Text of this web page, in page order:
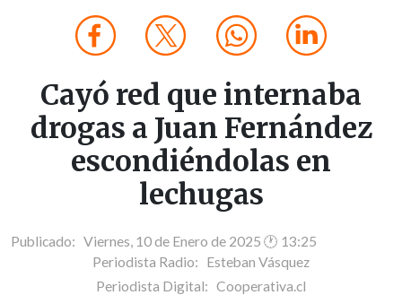
Cayó red que internaba
drogas a Juan Fernández
escondiéndolas en
lechugas
Publicado: Viernes, 10 de Enero de 2025 🕐 13:25
Periodista Radio: Esteban Vásquez
Periodista Digital: Cooperativa.cl